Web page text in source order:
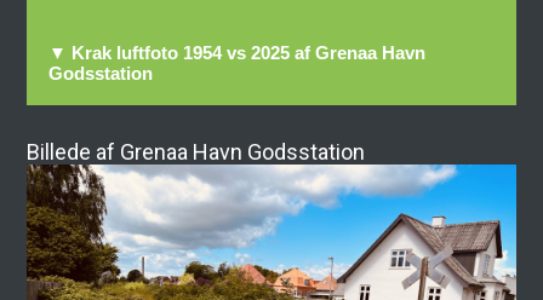
▼ Krak luftfoto 1954 vs 2025 af Grenaa Havn
Godsstation
Billede af Grenaa Havn Godsstation